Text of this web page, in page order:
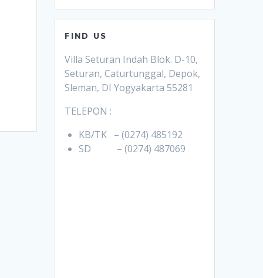
FIND US
Villa Seturan Indah Blok. D-10,
Seturan, Caturtunggal, Depok,
Sleman, DI Yogyakarta 55281
TELEPON :
KB/TK – (0274) 485192
SD – (0274) 487069